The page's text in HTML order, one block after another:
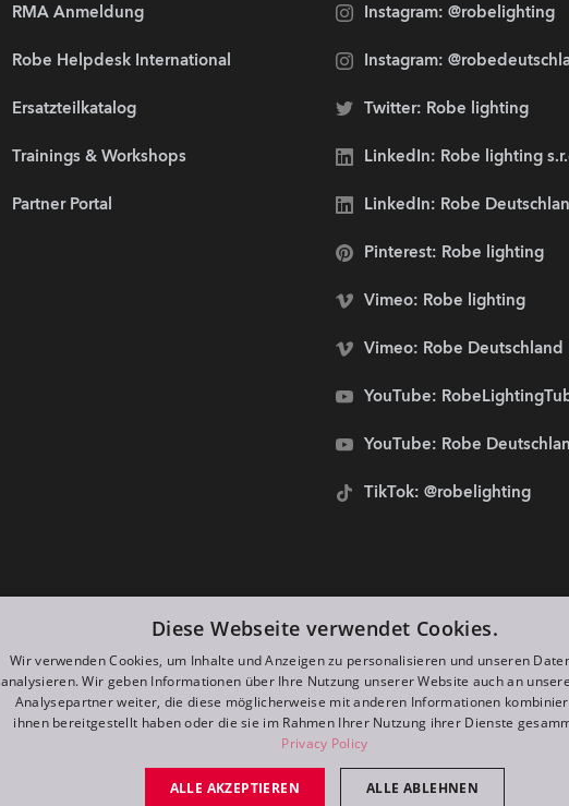
RMA Anmeldung
Robe Helpdesk International
Ersatzteilkatalog
Trainings & Workshops
Partner Portal
Instagram: @robelighting
Instagram:
Twitter: Robe lighting
LinkedIn: Robe lighting
LinkedIn: Robe
Pinterest: Robe lighting
Vimeo: Robe lighting
Vimeo: Robe Deutschland
YouTube:
YouTube: Robe
TikTok: @robelighting
Diese Webseite verwendet Cookies.
Wir verwenden Cookies, um Inhalte und Anzeigen zu personalisieren und unseren
analysieren. Wir geben Informationen über Ihre Nutzung unserer Website auch an
Analysepartner weiter, die diese möglicherweise mit anderen Informationen
ihnen bereitgestellt haben oder die sie im Rahmen Ihrer Nutzung ihrer Dienste
Privacy Policy
ALLE AKZEPTIEREN ALLE ABLEHNEN